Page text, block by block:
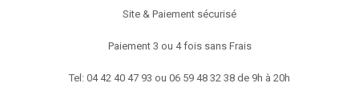
Site & Paiement sécurisé
Paiement 3 ou 4 fois sans Frais
Tel: 04 42 40 47 93 ou 06 59 48 32 38 de 9h à 20h